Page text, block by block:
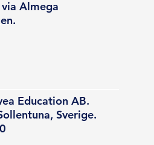
Almega
Education AB.
Sverige.